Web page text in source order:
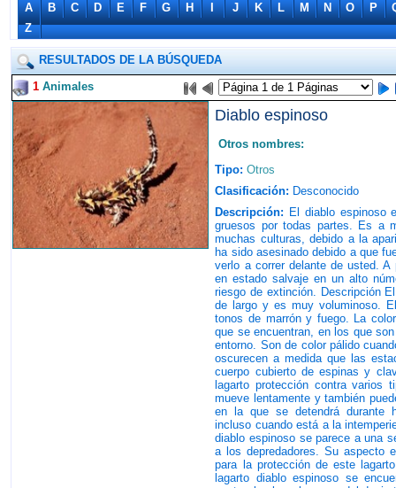
A B C D E F G H I J K L M N O P
Z
RESULTADOS DE LA BÚSQUEDA
1 Animales
Diablo espinoso
Otros nombres:
Tipo: Otros
Clasificación: Desconocido
Descripción: El diablo espinoso
gruesos por todas partes. Es a
muchas culturas, debido a la
ha sido asesinado debido a que
verlo a correr delante de usted.
en estado salvaje en un alto
riesgo de extinción. Descripción
de largo y es muy voluminoso.
tonos de marrón y fuego. La
que se encuentran, en los que
entorno. Son de color pálido
oscurecen a medida que las
cuerpo cubierto de espinas y
lagarto protección contra varios
mueve lentamente y también
en la que se detendrá durante
incluso cuando está a la
diablo espinoso se parece a una
a los depredadores. Su aspecto
para la protección de este
lagarto diablo espinoso se